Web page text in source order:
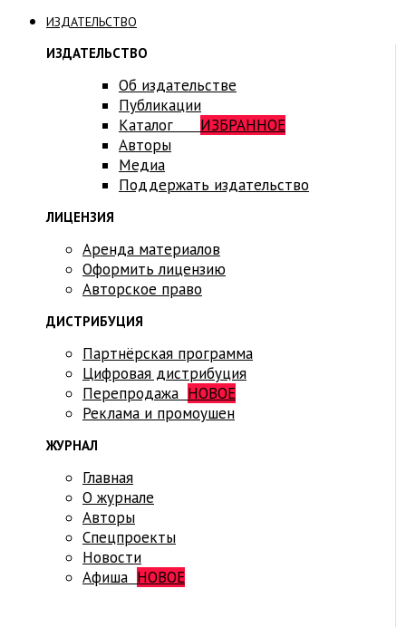
ИЗДАТЕЛЬСТВО
ИЗДАТЕЛЬСТВО
Об издательстве
Публикации
Каталог ИЗБРАННОЕ
Авторы
Медиа
Поддержать издательство
ЛИЦЕНЗИЯ
Аренда материалов
Оформить лицензию
Авторское право
ДИСТРИБУЦИЯ
Партнёрская программа
Цифровая дистрибуция
Перепродажа НОВОЕ
Реклама и промоушен
ЖУРНАЛ
Главная
О журнале
Авторы
Спецпроекты
Новости
Афиша НОВОЕ